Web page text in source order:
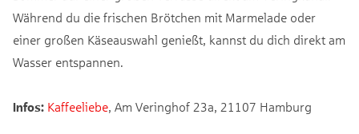
Während du die frischen Brötchen mit Marmelade oder
einer großen Käseauswahl genießt, kannst du dich direkt am
Wasser entspannen.
Infos: Kaffeeliebe, Am Veringhof 23a, 21107 Hamburg